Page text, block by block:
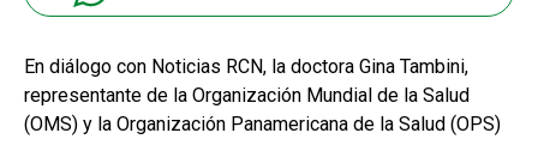
En diálogo con Noticias RCN, la doctora Gina Tambini,
representante de la Organización Mundial de la Salud
(OMS) y la Organización Panamericana de la Salud (OPS)